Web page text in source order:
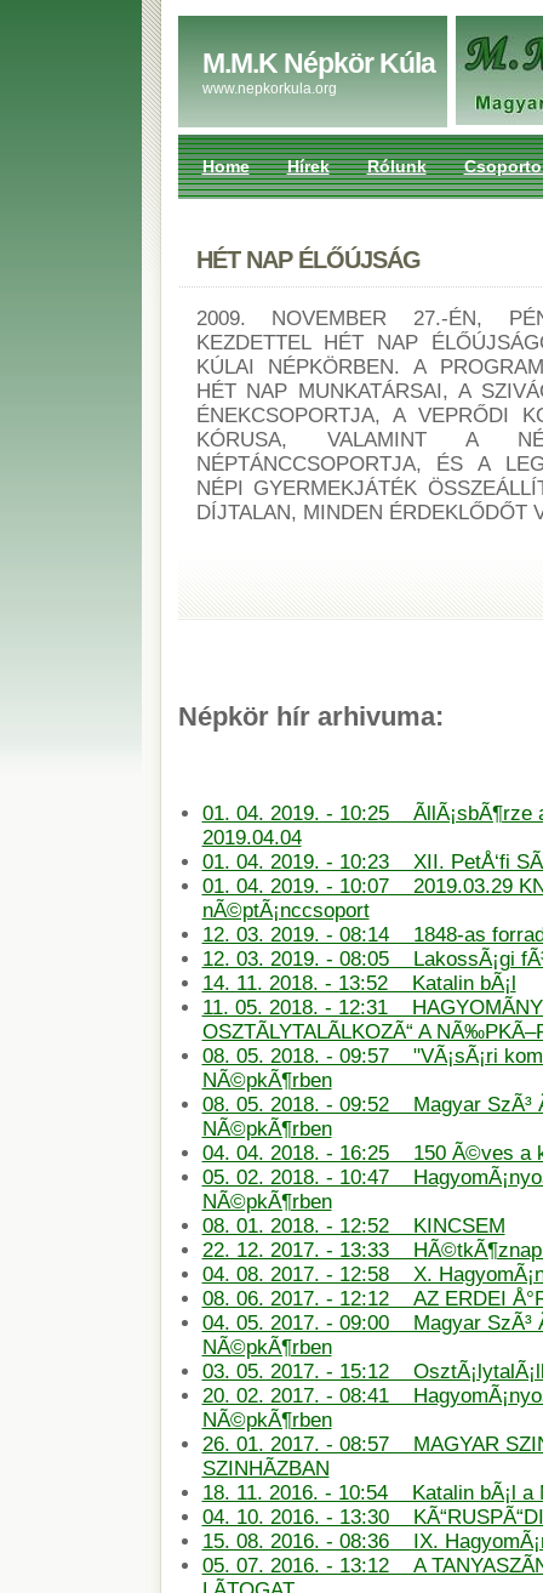
M.M.K Népkör Kúla
www.nepkorkula.org
Home Hírek Rólunk
HÉT NAP ÉLŐÚJSÁG
2009. NOVEMBER 27.-ÉN,
KEZDETTEL HÉT NAP
KÚLAI NÉPKÖRBEN. A
HÉT NAP MUNKATÁRSAI, A
ÉNEKCSOPORTJA, A VEPRŐDI
KÓRUSA, VALAMINT A
NÉPTÁNCCSOPORTJA, ÉS A
NÉPI GYERMEKJÁTÉK
DÍJTALAN, MINDEN ÉRDEKLŐDŐT
Népkör hír arhivuma:
01. 04. 2019. - 10:25 ÃllÃ¡sbÃ¶rze
2019.04.04
01. 04. 2019. - 10:23 XII. PetÅ‘fi
01. 04. 2019. - 10:07 2019.03.29
nÃ©ptÃ¡nccsoport
12. 03. 2019. - 08:14 1848-as
12. 03. 2019. - 08:05 LakossÃ¡gi
14. 11. 2018. - 13:52 Katalin bÃ¡l
11. 05. 2018. - 12:31
OSZTÃLYTALÃLKOZÃ“ A
08. 05. 2018. - 09:57 "VÃ¡sÃ¡ri
NÃ©pkÃ¶rben
08. 05. 2018. - 09:52 Magyar SzÃ³
NÃ©pkÃ¶rben
04. 04. 2018. - 16:25 150 Ã©ves a
05. 02. 2018. - 10:47
NÃ©pkÃ¶rben
08. 01. 2018. - 12:52 KINCSEM
22. 12. 2017. - 13:33 HÃ©tkÃ¶znapi
04. 08. 2017. - 12:58 X.
08. 06. 2017. - 12:12 AZ ERDEI
04. 05. 2017. - 09:00 Magyar SzÃ³
NÃ©pkÃ¶rben
03. 05. 2017. - 15:12
20. 02. 2017. - 08:41
NÃ©pkÃ¶rben
26. 01. 2017. - 08:57 MAGYAR
SZINHÃZBAN
18. 11. 2016. - 10:54 Katalin bÃ¡l a
04. 10. 2016. - 13:30
15. 08. 2016. - 08:36 IX.
05. 07. 2016. - 13:12 A